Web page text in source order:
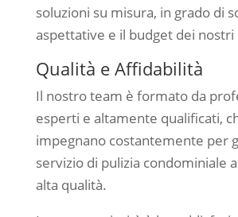
soluzioni su misura, in grado di
aspettative e il budget dei nostri
Qualità e Affidabilità
Il nostro team è formato da
esperti e altamente qualificati,
impegnano costantemente per
servizio di pulizia condominiale
alta qualità.